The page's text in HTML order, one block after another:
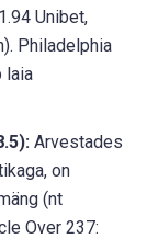
Unibet,
Philadelphia
laia
Arvestades
on
(nt
Over 237: